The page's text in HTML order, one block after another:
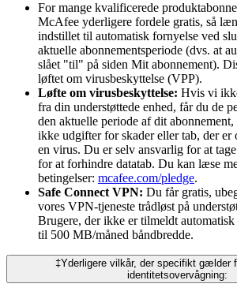
For mange kvalificerede
McAfee yderligere fordele gratis, så
indstillet til automatisk fornyelse ved
aktuelle abonnementsperiode (dvs. at
slået "til" på siden Mit abonnement).
løftet om virusbeskyttelse (VPP).
Løfte om virusbeskyttelse: Hvis vi
fra din understøttede enhed, får du de
den aktuelle periode af dit
ikke udgifter for skader eller tab, der er
en virus. Du er selv ansvarlig for at
for at forhindre datatab. Du kan læse
betingelser: mcafee.com/pledge.
Safe Connect VPN: Du får gratis,
vores VPN-tjeneste trådløst på
Brugere, der ikke er tilmeldt
til 500 MB/måned båndbredde.
‡Yderligere vilkår, der specifikt gælder
identitetsovervågning: